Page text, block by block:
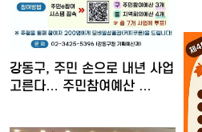
강동구, 주민 손으로 내년 사업
고른다… 주민참여예산 …